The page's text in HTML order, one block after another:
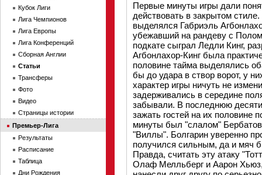
Первые минуты игры дали
действовать в закрытом
выделялся Габриэль
убежавший на рандеву с
подкате сыграл Ледли Кинг,
Агбонлахор-Кинг была
половине тайма выделялись
бы до удара в створ ворот, у
характер игры ничуть не
задерживались в середине
забывали. В последнюю
зажать гостей на их
минуты был "слалом"
"Виллы". Болгарин уверенно
получился сильным, да и мяч
Правда, считать эту атаку
Олаф Мелльберг и Аарон
Кубок Лиги
Лига Чемпионов
Лига Европы
Лига Конференций
Сборная Англии
Статьи
Трансферы
Фото
Видео
Страницы истории
Премьер-Лига
Результаты
Расписание
Таблица
Дни Рождения